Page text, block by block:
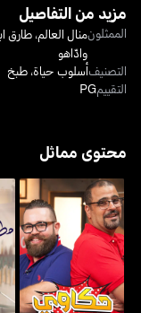
مزيد من التفاصيل
الممثلونمنال العالم،طارق
وادّاهو
التصنيفأسلوب حياة،طبخ
التقييمPG
محتوى مماثل
حكاوي